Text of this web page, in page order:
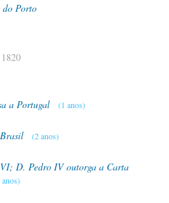
Porto
a Portugal (1 anos)
(2 anos)
D. Pedro IV outorga a Carta